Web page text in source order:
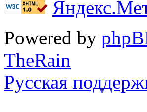
Powered by
TheRain
Русская